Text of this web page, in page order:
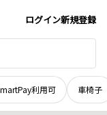
ログイン新規登録
利用可 車椅子